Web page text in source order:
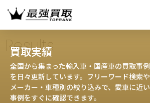
選ばれる理由
高価買取の仕組み
売却の流れ
Results
買取実績
全国から集まった輸入車・国産車の買取事例
を日々更新しています。フリーワード検索や
メーカー・車種別の絞り込みで、愛車に近い
事例をすぐに確認できます。